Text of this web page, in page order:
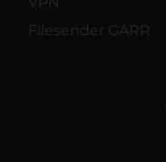
Filesender GARR